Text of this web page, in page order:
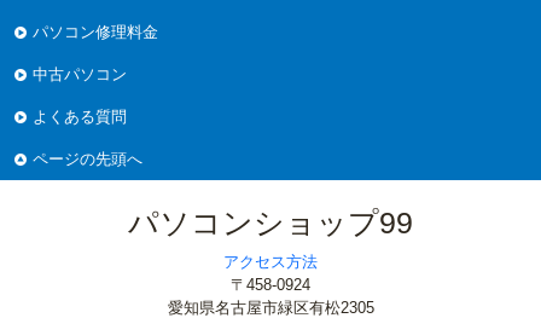
パソコン修理料金
中古パソコン
よくある質問
ページの先頭へ
パソコンショップ99
アクセス方法
〒458-0924
愛知県名古屋市緑区有松2305